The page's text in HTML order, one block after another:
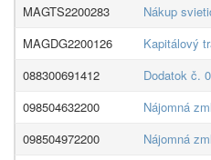
MAGTS2200283
Nákup
MAGDG2200126
Kapitálový
088300691412
Dodatok č.
098504632200
Nájomná
098504972200
Nájomná